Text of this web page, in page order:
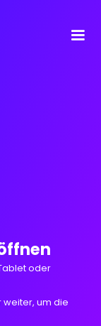
oder
weiter, um die